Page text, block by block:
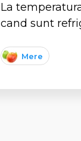
La
cand sunt
Mere